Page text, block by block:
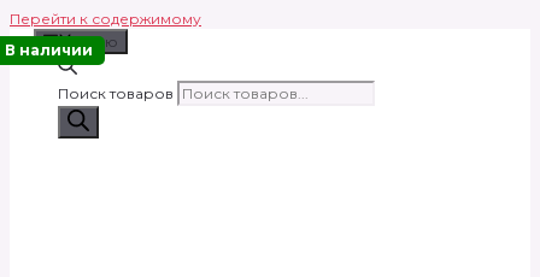
Перейти к содержимому
Меню
Поиск товаров
В наличии